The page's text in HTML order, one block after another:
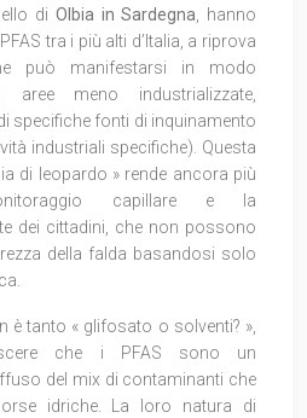
di Olbia in Sardegna, hanno
tra i più alti d’Italia, a riprova
può manifestarsi in modo
meno industrializzate,
specifiche fonti di inquinamento
industriali specifiche). Questa
di leopardo » rende ancora più
capillare e la
dei cittadini, che non possono
della falda basandosi solo
è tanto « glifosato o solventi? »,
che i PFAS sono un
del mix di contaminanti che
idriche. La loro natura di